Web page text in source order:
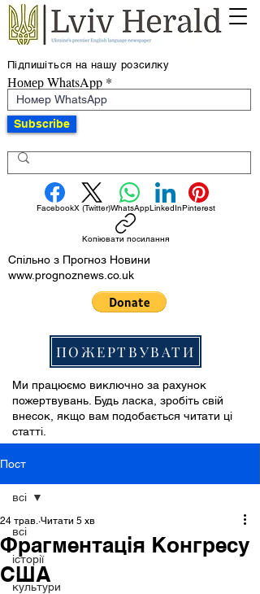
Підпишіться на нашу розсилку
Номер WhatsApp
Subscribe
FacebookX (Twitter)WhatsAppLinkedInPinterest
Копіювати посилання
Спільно з Прогноз Новини
www.prognoznews.co.uk
ПОЖЕРТВУВАТИ
Ми працюємо виключно за рахунок
пожертвувань. Будь ласка, зробіть свій
внесок, якщо вам подобається читати ці
статті.
Пост
всі
історії
культури
всі
Фрагментація Конгресу
США
24 трав. Читати 5 хв